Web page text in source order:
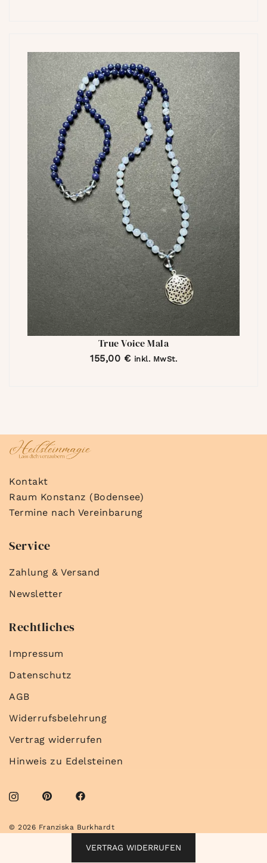
True Voice Mala
155,00 € inkl. MwSt.
Kontakt
Raum Konstanz (Bodensee)
Termine nach Vereinbarung
Service
Zahlung & Versand
Newsletter
Rechtliches
Impressum
Datenschutz
AGB
Widerrufsbelehrung
Vertrag widerrufen
Hinweis zu Edelsteinen
© 2026 Franziska Burkhardt
VERTRAG WIDERRUFEN